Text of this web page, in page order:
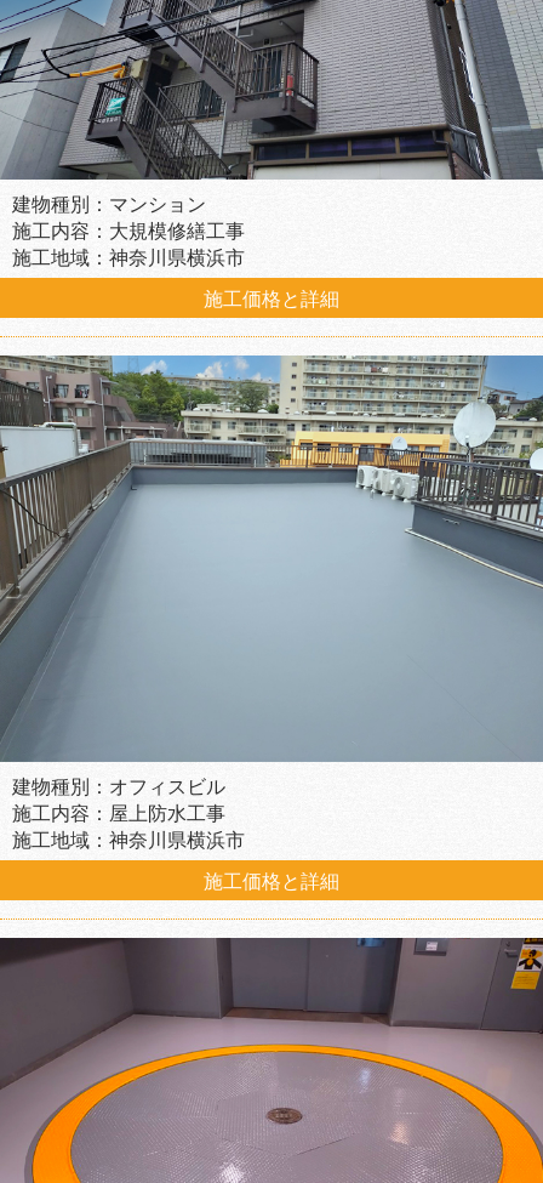
建物種別：マンション
施工内容：大規模修繕工事
施工地域：神奈川県横浜市
施工価格と詳細
建物種別：オフィスビル
施工内容：屋上防水工事
施工地域：神奈川県横浜市
施工価格と詳細